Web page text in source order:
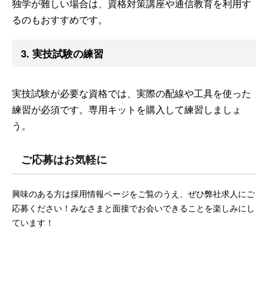
独学が難しい場合は、資格対策講座や通信教育を利用す
るのもおすすめです。
3. 実技試験の練習
実技試験が必要な資格では、実際の配線や工具を使った
練習が必須です。専用キットを購入して練習しましょ
う。
ご応募はお気軽に
興味のある方は採用情報ページをご覧のうえ、ぜひ弊社求人にご
応募ください！みなさまと面接でお会いできることを楽しみにし
ています！